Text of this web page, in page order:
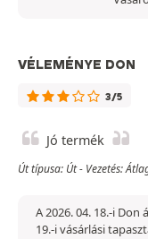
VÉLEMÉNYE DON
3/5
Jó termék
Út típusa: Út - Vezetés:
A 2026. 04. 18.-i
19.-i vásárlási